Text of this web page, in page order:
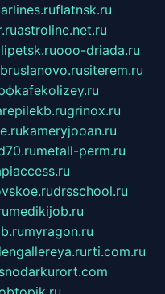
flatnsk.ru
astroline.net.ru
ooo-driada.ru
bruslanovo.rusiterem.ru
kafekolizey.ru
grinox.ru
kameryjooan.ru
metall-perm.ru
drsschool.ru
medikijob.ru
myragon.ru
rti.com.ru